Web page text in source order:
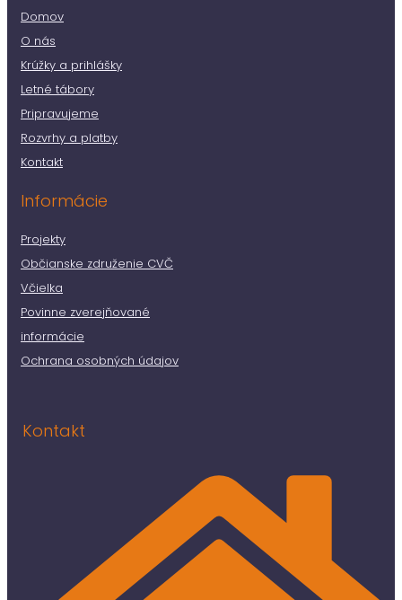
Domov
O nás
Krúžky a prihlášky
Letné tábory
Pripravujeme
Rozvrhy a platby
Kontakt
Informácie
Projekty
Občianske združenie CVČ
Včielka
Povinne zverejňované
informácie
Ochrana osobných údajov
Kontakt